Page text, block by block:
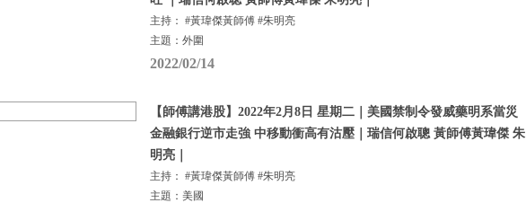
主持： #黃瑋傑黃師傅 #朱明亮
主題：外圍
2022/02/14
【師傅講港股】2022年2月8日 星期二｜美國禁制令發威藥明系當災
金融銀行逆市走強 中移動衝高有沽壓｜瑞信何啟聰 黃師傅黃瑋傑 朱
明亮｜
主持： #黃瑋傑黃師傅 #朱明亮
主題：美國